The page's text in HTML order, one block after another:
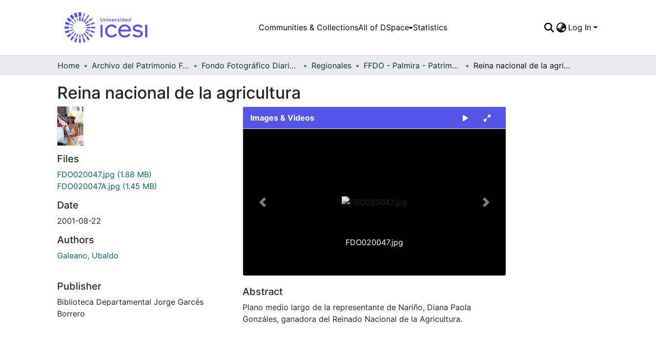
Communities & CollectionsAll of DSpace Statistics Log In
Home Archivo del Patrimonio Fotográfico y Fílmico del Valle del Cauca Fondo Fotográfico Diario Occidente Regionales FFDO - Palmira - Patrimonial Reina nacional de la agricultura
Reina nacional de la agricultura
Files
FDO020047.jpg (1.88 MB)
FDO020047A.jpg (1.45 MB)
Date
2001-08-22
Authors
Galeano, Ubaldo
Publisher
Biblioteca Departamental Jorge Garcés
Borrero
Images & Videos
FDO020047.jpg
Previous Next
Abstract
Plano medio largo de la representante de Nariño, Diana Paola
Gonzáles, ganadora del Reinado Nacional de la Agricultura.